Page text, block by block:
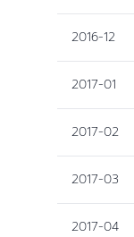
2016-12
2017-01
2017-02
2017-03
2017-04